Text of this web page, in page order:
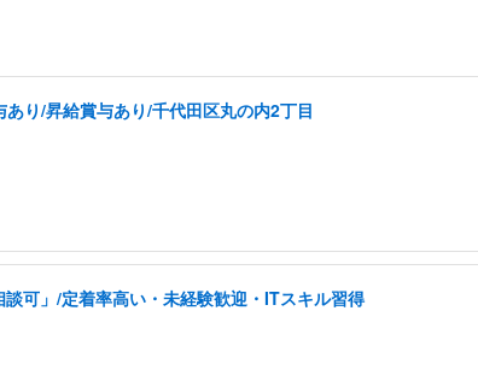
り/昇給賞与あり/千代田区丸の内2丁目
可」/定着率高い・未経験歓迎・ITスキル習得